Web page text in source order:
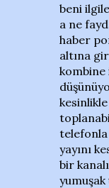
beni
a ne
haber
altına
telefonla
yayını
bir
yumuşak